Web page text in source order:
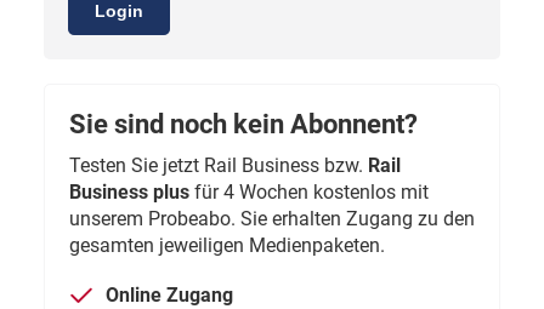
Login
Sie sind noch kein Abonnent?
Testen Sie jetzt Rail Business bzw. Rail
Business plus für 4 Wochen kostenlos mit
unserem Probeabo. Sie erhalten Zugang zu den
gesamten jeweiligen Medienpaketen.
Online Zugang